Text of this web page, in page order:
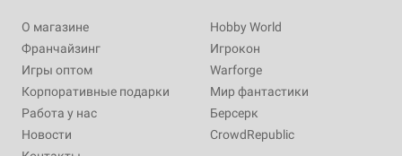
О магазине
Франчайзинг
Игры оптом
Корпоративные подарки
Работа у нас
Новости
Hobby World
Игрокон
Warforge
Мир фантастики
Берсерк
CrowdRepublic